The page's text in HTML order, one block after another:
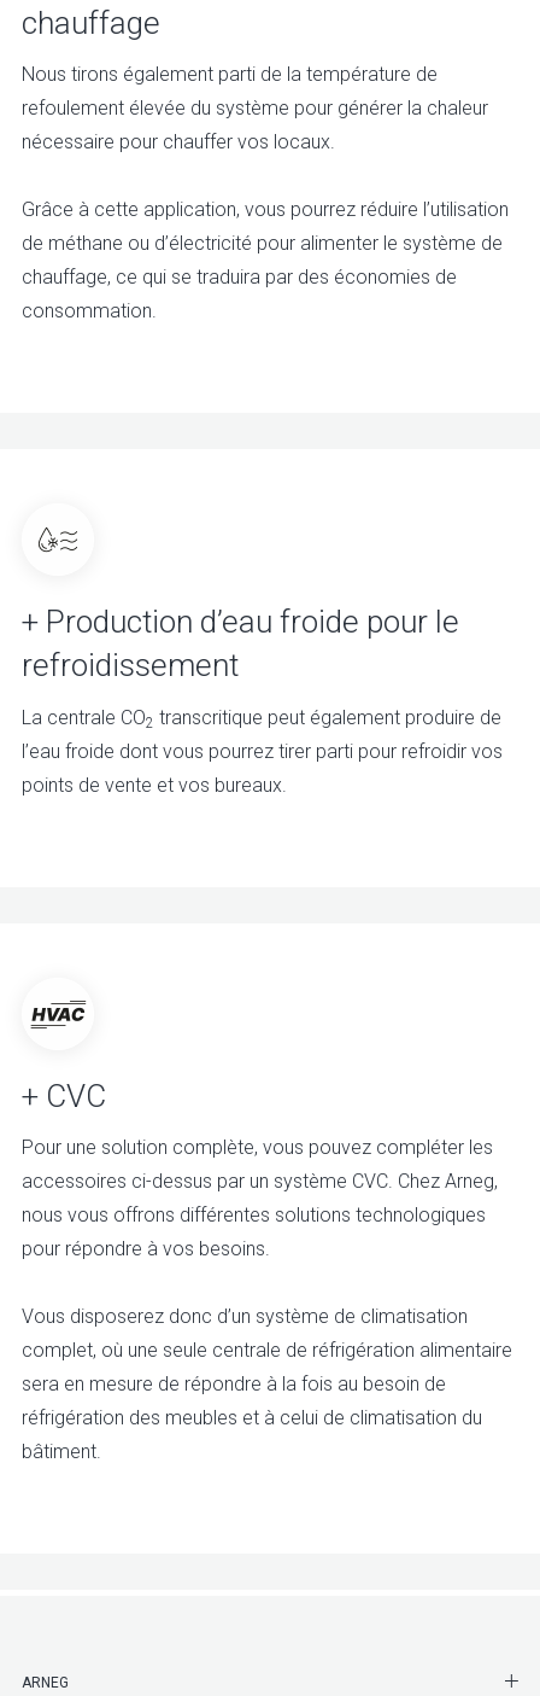
chauffage
Nous tirons également parti de la température de
refoulement élevée du système pour générer la chaleur
nécessaire pour chauffer vos locaux.
Grâce à cette application, vous pourrez réduire l’utilisation
de méthane ou d’électricité pour alimenter le système de
chauffage, ce qui se traduira par des économies de
consommation.
+ Production d’eau froide pour le
refroidissement
La centrale CO2 transcritique peut également produire de
l’eau froide dont vous pourrez tirer parti pour refroidir vos
points de vente et vos bureaux.
+ CVC
Pour une solution complète, vous pouvez compléter les
accessoires ci-dessus par un système CVC. Chez Arneg,
nous vous offrons différentes solutions technologiques
pour répondre à vos besoins.
Vous disposerez donc d’un système de climatisation
complet, où une seule centrale de réfrigération alimentaire
sera en mesure de répondre à la fois au besoin de
réfrigération des meubles et à celui de climatisation du
bâtiment.
ARNEG